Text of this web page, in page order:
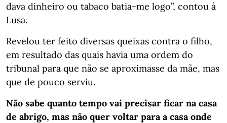
dava dinheiro ou tabaco batia-me logo”, contou à
Lusa.
Revelou ter feito diversas queixas contra o filho,
em resultado das quais havia uma ordem do
tribunal para que não se aproximasse da mãe, mas
que de pouco serviu.
Não sabe quanto tempo vai precisar ficar na casa
de abrigo, mas não quer voltar para a casa onde